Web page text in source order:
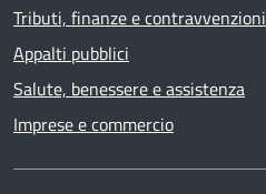
Tributi, finanze e contravvenzioni
Appalti pubblici
Salute, benessere e assistenza
Imprese e commercio